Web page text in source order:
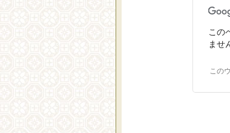
この
ませ
この